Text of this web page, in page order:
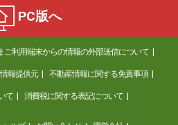
PC版へ
ご利用端末からの情報の外部送信について
情報提供元 不動産情報に関する免責事項
て 消費税に関する表記について